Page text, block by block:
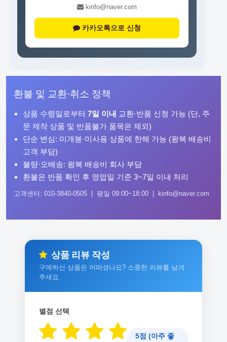
kinfo@naver.com
카카오톡으로 신청
환불 및 교환·취소 정책
상품 수령일로부터 7일 이내 교환·반품 신청 가능 (단, 주
문 제작 상품 및 반품불가 품목은 제외)
단순 변심: 미개봉·미사용 상품에 한해 가능 (왕복 배송비
고객 부담)
불량·오배송: 왕복 배송비 회사 부담
환불은 반품 확인 후 영업일 기준 3~7일 이내 처리
고객센터: 010-3840-0505 | 평일 09:00~18:00 | kinfo@naver.com
상품 리뷰 작성
구매하신 상품은 어떠셨나요? 소중한 리뷰를 남겨
주세요.
별점 선택
5점 (아주 좋